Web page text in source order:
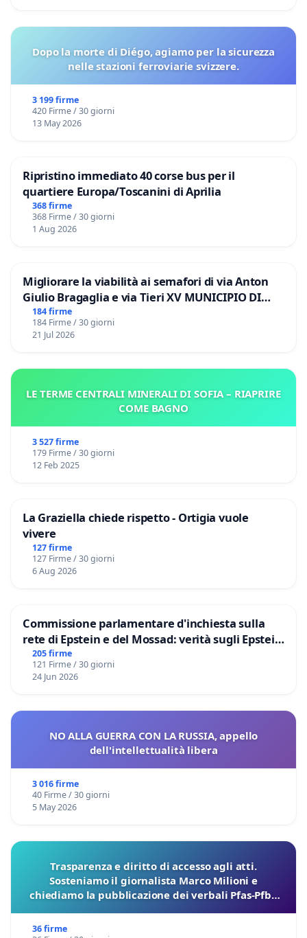
Dopo la morte di Diégo, agiamo per la sicurezza
nelle stazioni ferroviarie svizzere.
3 199 firme
420 Firme / 30 giorni
13 May 2026
Ripristino immediato 40 corse bus per il
quartiere Europa/Toscanini di Aprilia
368 firme
368 Firme / 30 giorni
1 Aug 2026
Migliorare la viabilità ai semafori di via Anton
Giulio Bragaglia e via Tieri XV MUNICIPIO DI
ROMA
184 firme
184 Firme / 30 giorni
21 Jul 2026
LE TERME CENTRALI MINERALI DI SOFIA – RIAPRIRE
COME BAGNO
3 527 firme
179 Firme / 30 giorni
12 Feb 2025
La Graziella chiede rispetto - Ortigia vuole
vivere
127 firme
127 Firme / 30 giorni
6 Aug 2026
Commissione parlamentare d'inchiesta sulla
rete di Epstein e del Mossad: verità sugli Epstein
Files
205 firme
121 Firme / 30 giorni
24 Jun 2026
NO ALLA GUERRA CON LA RUSSIA, appello
dell'intellettualità libera
3 016 firme
40 Firme / 30 giorni
5 May 2026
Trasparenza e diritto di accesso agli atti.
Sosteniamo il giornalista Marco Milioni e
chiediamo la pubblicazione dei verbali Pfas-Pfba
36 firme